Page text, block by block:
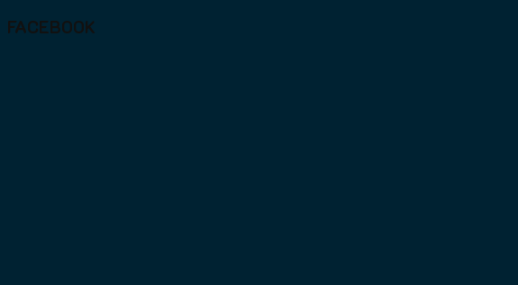
FACEBOOK